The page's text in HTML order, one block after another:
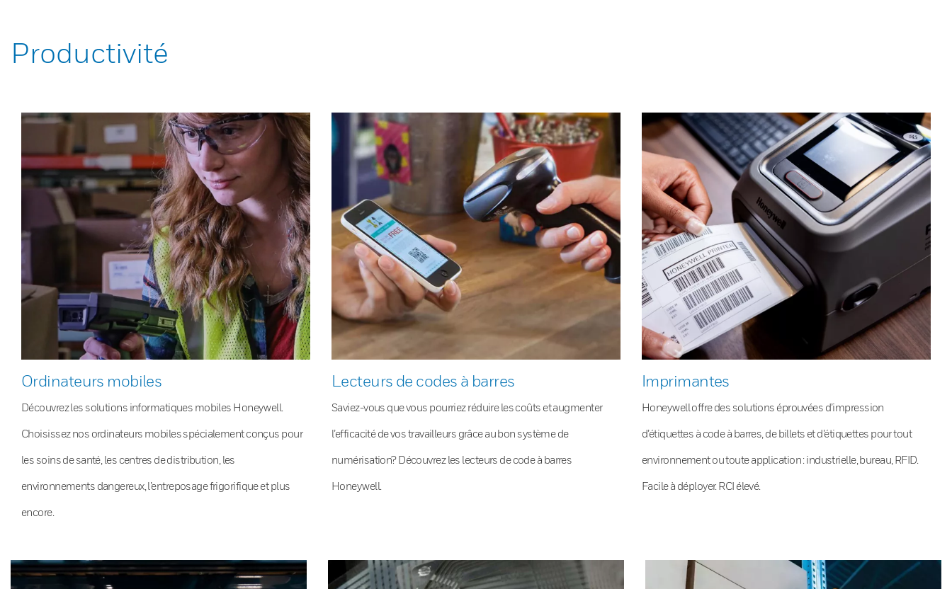
Productivité
Ordinateurs mobiles
Découvrez les solutions informatiques mobiles Honeywell.
Choisissez nos ordinateurs mobiles spécialement conçus pour
les soins de santé, les centres de distribution, les
environnements dangereux, l’entreposage frigorifique et plus
encore.
Lecteurs de codes à barres
Saviez-vous que vous pourriez réduire les coûts et augmenter
l’efficacité de vos travailleurs grâce au bon système de
numérisation? Découvrez les lecteurs de code à barres
Honeywell.
Imprimantes
Honeywell offre des solutions éprouvées d’impression
d’étiquettes à code à barres, de billets et d’étiquettes pour tout
environnement ou toute application : industrielle, bureau, RFID.
Facile à déployer. RCI élevé.